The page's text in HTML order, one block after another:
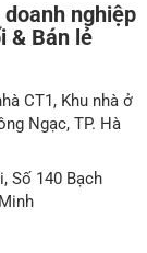
nghiệp
& Bán lẻ
CT1, Khu nhà ở
Ngạc, TP. Hà
Số 140 Bạch